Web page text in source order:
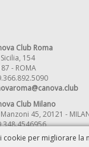
Club Roma
154
- ROMA
Club Milano
45, 20121 -
348.4546956
cookie per migliorare la